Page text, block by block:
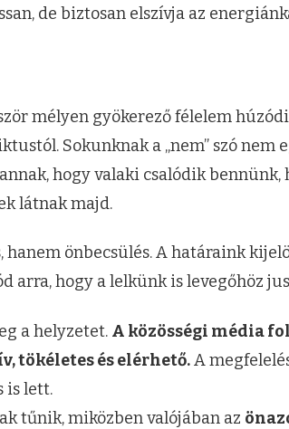
de biztosan elszívja az
mélyen gyökerező félelem
Sokunknak a „nem” szó nem
hogy valaki csalódik
látnak majd.
hanem önbecsülés. A határaink
arra, hogy a lelkünk is levegőhöz
a helyzetet. A közösségi média
tökéletes és elérhető.A
is lett.
tűnik, miközben valójában az